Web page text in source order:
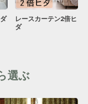
レースカーテン2倍ヒ
ダ
選ぶ